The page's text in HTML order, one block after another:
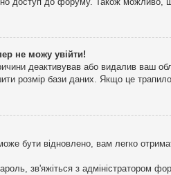
не можу увійти!
деактивував або видалив ваш
розмір бази даних. Якщо це
бути відновлено, вам легко
зв'яжіться з адміністратором